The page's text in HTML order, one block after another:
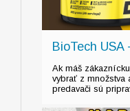
BioTech USA
Ak máš
vybrať z množstva
predavači sú